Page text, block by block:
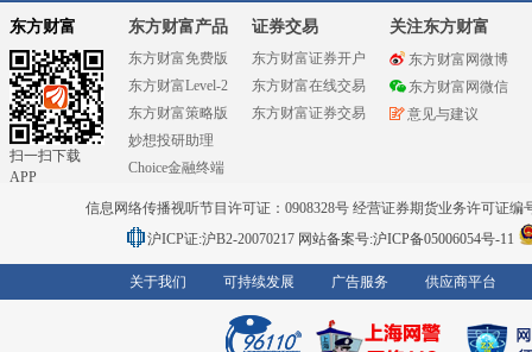
东方财富
扫一扫下载
APP
东方财富产品
东方财富免费版
东方财富Level-2
东方财富策略版
妙想投研助理
Choice金融终端
证券交易
东方财富证券开户
东方财富在线交易
东方财富证券交易
关注东方财富
东方财富网微博
东方财富网微信
意见与建议
信息网络传播视听节目许可证：0908328号 经营证券期货业务许可证编
沪ICP证:沪B2-20070217 网站备案号:沪ICP备05006054号-11
关于我们 可持续发展 广告服务 供应商平台